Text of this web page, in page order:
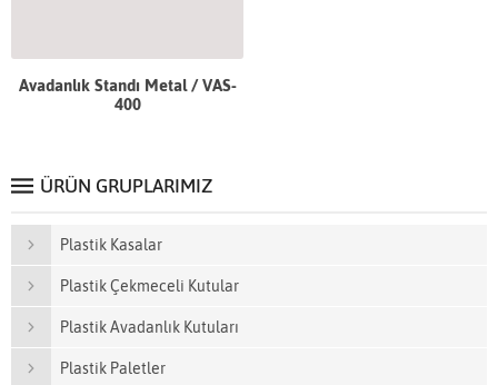
Avadanlık Standı Metal / VAS-
400
ÜRÜN GRUPLARIMIZ
Plastik Kasalar
Plastik Çekmeceli Kutular
Plastik Avadanlık Kutuları
Plastik Paletler